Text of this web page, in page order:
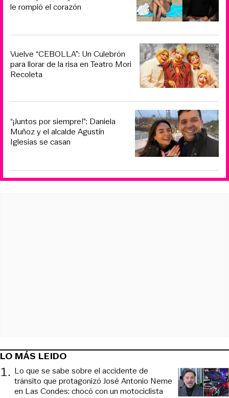
le rompió el corazón
Vuelve “CEBOLLA”: Un Culebrón
para llorar de la risa en Teatro Mori
Recoleta
“¡Juntos por siempre!”: Daniela
Muñoz y el alcalde Agustín
Iglesias se casan
LO MÁS LEIDO
1. Lo que se sabe sobre el accidente de
tránsito que protagonizó José Antonio Neme
en Las Condes: chocó con un motociclista